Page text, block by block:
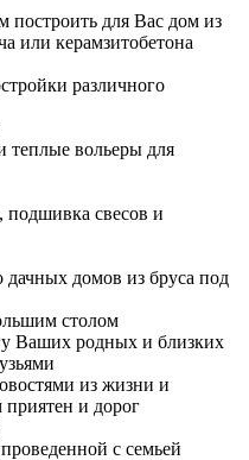
для Вас дом из
или керамзитобетона
различного
теплые вольеры для
свесов и
дачных домов из бруса под
столом
Ваших родных и близких
из жизни и
приятен и дорог
с семьей